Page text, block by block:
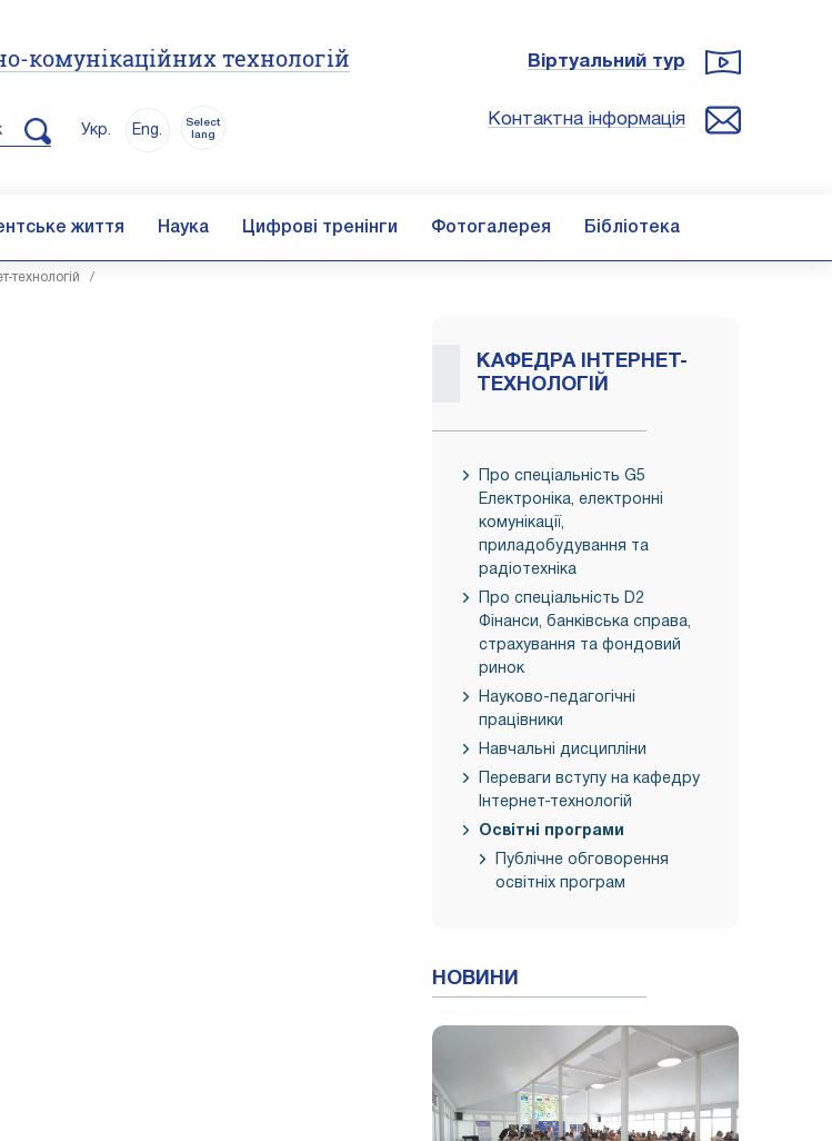
комунікаційних технологій
Укр. Eng.
Select
lang
Віртуальний тур
Контактна інформація
життя Наука Цифрові тренінги Фотогалерея Бібліотека
технологій /
КАФЕДРА ІНТЕРНЕТ-
ТЕХНОЛОГІЙ
Про спеціальність G5
Електроніка, електронні
комунікації,
приладобудування та
радіотехніка
Про спеціальність D2
Фінанси, банківська справа,
страхування та фондовий
ринок
Науково-педагогічні
працівники
Навчальні дисципліни
Переваги вступу на кафедру
Інтернет-технологій
Освітні програми
Публічне обговорення
освітніх програм
НОВИНИ